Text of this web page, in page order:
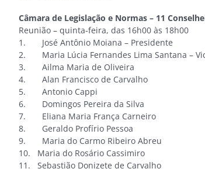
Câmara de Legislação e Normas – 11
Reunião – quinta-feira, das 16h00 às 18h00
1. José Antônio Moiana – Presidente
2. Maria Lúcia Fernandes Lima Santana –
3. Ailma Maria de Oliveira
4. Alan Francisco de Carvalho
5. Antonio Cappi
6. Domingos Pereira da Silva
7. Eliana Maria França Carneiro
8. Geraldo Profírio Pessoa
9. Maria do Carmo Ribeiro Abreu
10. Maria do Rosário Cassimiro
11. Sebastião Donizete de Carvalho